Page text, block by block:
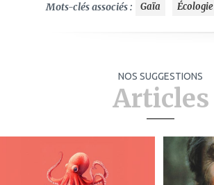
Mots-clés associés : Gaïa Écologie
NOS SUGGESTIONS
Articles
mes
favoris